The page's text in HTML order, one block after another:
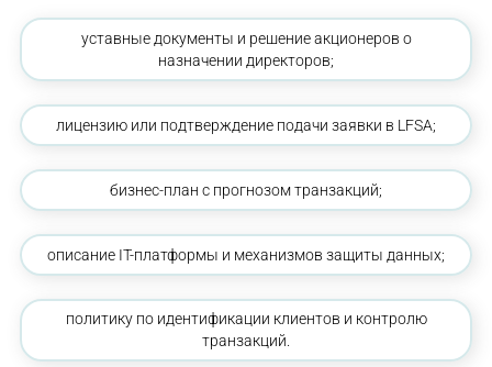
уставные документы и решение акционеров о
назначении директоров;
лицензию или подтверждение подачи заявки в LFSA;
бизнес-план с прогнозом транзакций;
описание IT-платформы и механизмов защиты данных;
политику по идентификации клиентов и контролю
транзакций.